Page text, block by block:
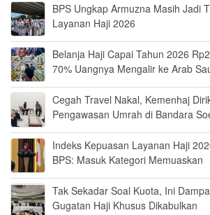
BPS Ungkap Armuzna Masih Jadi
Layanan Haji 2026
Belanja Haji Capai Tahun 2026
70% Uangnya Mengalir ke Arab
Cegah Travel Nakal, Kemenhaj
Pengawasan Umrah di Bandara
Indeks Kepuasan Layanan Haji
BPS: Masuk Kategori Memuaskan
Tak Sekadar Soal Kuota, Ini
Gugatan Haji Khusus Dikabulkan